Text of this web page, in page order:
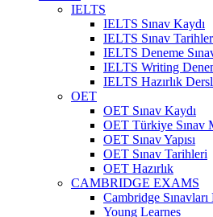
IELTS
IELTS Sınav Kaydı
IELTS Sınav
IELTS Deneme
IELTS Writing
IELTS Hazırlık
OET
OET Sınav Kaydı
OET Türkiye Sınav
OET Sınav Yapısı
OET Sınav Tarihleri
OET Hazırlık
CAMBRIDGE EXAMS
Cambridge Sınavları
Young Learnes